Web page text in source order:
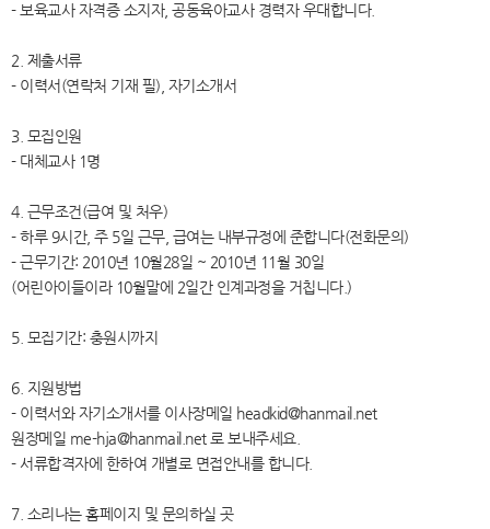
- 보육교사 자격증 소지자, 공동육아교사 경력자 우대합니다.
2. 제출서류
- 이력서(연락처 기재 필), 자기소개서
3. 모집인원
- 대체교사 1명
4. 근무조건(급여 및 처우)
- 하루 9시간, 주 5일 근무, 급여는 내부규정에 준합니다(전화문의)
- 근무기간: 2010년 10월28일 ~ 2010년 11월 30일
(어린아이들이라 10월말에 2일간 인계과정을 거칩니다.)
5. 모집기간: 충원시까지
6. 지원방법
- 이력서와 자기소개서를 이사장메일 headkid@hanmail.net
원장메일 me-hja@hanmail.net 로 보내주세요.
- 서류합격자에 한하여 개별로 면접안내를 합니다.
7. 소리나는 홈페이지 및 문의하실 곳